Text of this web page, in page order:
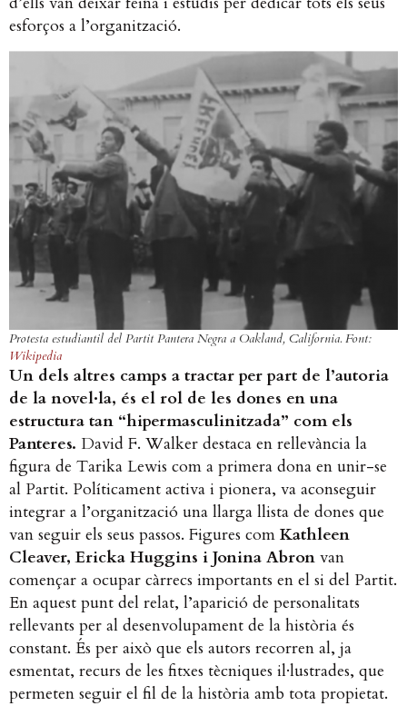
esforços a l’organització.
Protesta estudiantil del Partit Pantera Negra a Oakland, California. Font:
Wikipedia
Un dels altres camps a tractar per part de l’autoria
de la novel·la, és el rol de les dones en una
estructura tan “hipermasculinitzada” com els
Panteres. David F. Walker destaca en rellevància la
figura de Tarika Lewis com a primera dona en unir-se
al Partit. Políticament activa i pionera, va aconseguir
integrar a l’organització una llarga llista de dones que
van seguir els seus passos. Figures com Kathleen
Cleaver, Ericka Huggins i Jonina Abron van
començar a ocupar càrrecs importants en el si del Partit.
En aquest punt del relat, l’aparició de personalitats
rellevants per al desenvolupament de la història és
constant. És per això que els autors recorren al, ja
esmentat, recurs de les fitxes tècniques il·lustrades, que
permeten seguir el fil de la història amb tota propietat.